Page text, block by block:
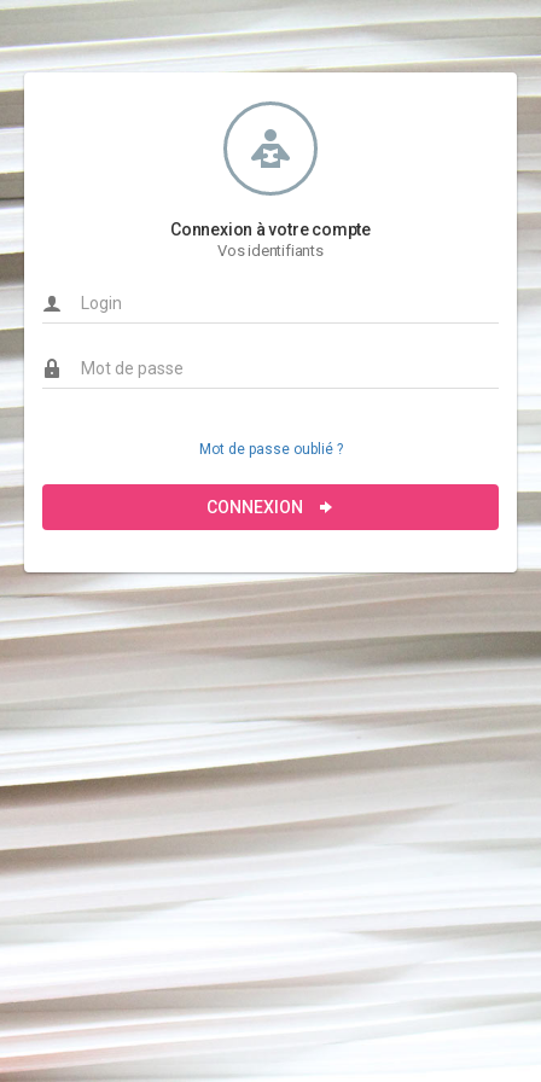
Connexion à votre compte
Vos identifiants
Mot de passe oublié ?
CONNEXION